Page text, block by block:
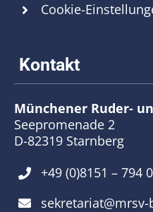
Münchener Ruder-
Seepromenade 2
D-82319 Starnberg
+49 (0)8151 – 794
Cookie-